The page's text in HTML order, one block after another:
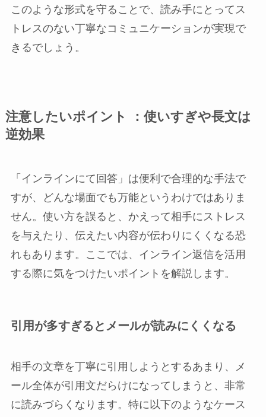
このような形式を守ることで、読み手にとってス
トレスのない丁寧なコミュニケーションが実現で
きるでしょう。
注意したいポイント ：使いすぎや長文は
逆効果
「インラインにて回答」は便利で合理的な手法で
すが、どんな場面でも万能というわけではありま
せん。使い方を誤ると、かえって相手にストレス
を与えたり、伝えたい内容が伝わりにくくなる恐
れもあります。ここでは、インライン返信を活用
する際に気をつけたいポイントを解説します。
引用が多すぎるとメールが読みにくくなる
相手の文章を丁寧に引用しようとするあまり、メ
ール全体が引用文だらけになってしまうと、非常
に読みづらくなります。特に以下のようなケース